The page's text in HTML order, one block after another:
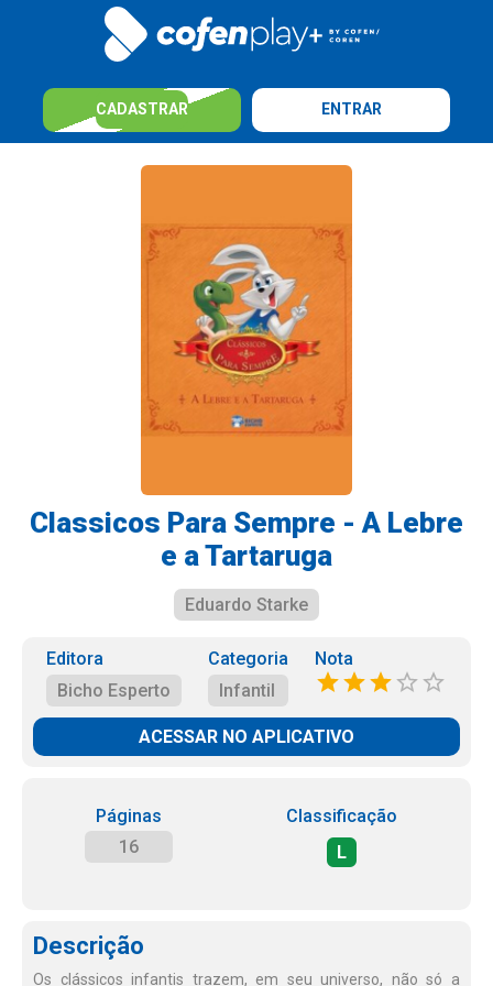
CADASTRAR ENTRAR
Classicos Para Sempre - A Lebre
e a Tartaruga
Eduardo Starke
Editora
Bicho Esperto
Categoria
Infantil
Nota
ACESSAR NO APLICATIVO
Páginas
16
Classificação
L
Descrição
Os clássicos infantis trazem, em seu universo, não só a